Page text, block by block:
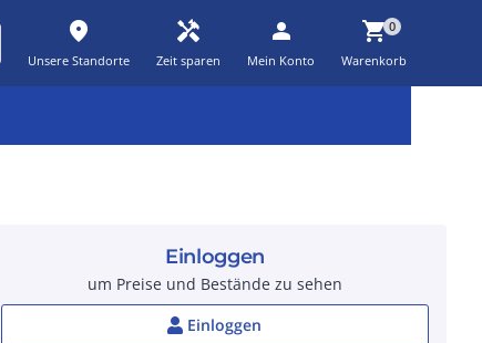
place
Unsere Standorte
handyman
Zeit sparen
person
Mein Konto
shopping_cart0
Warenkorb
Einloggen
um Preise und Bestände zu sehen
Einloggen